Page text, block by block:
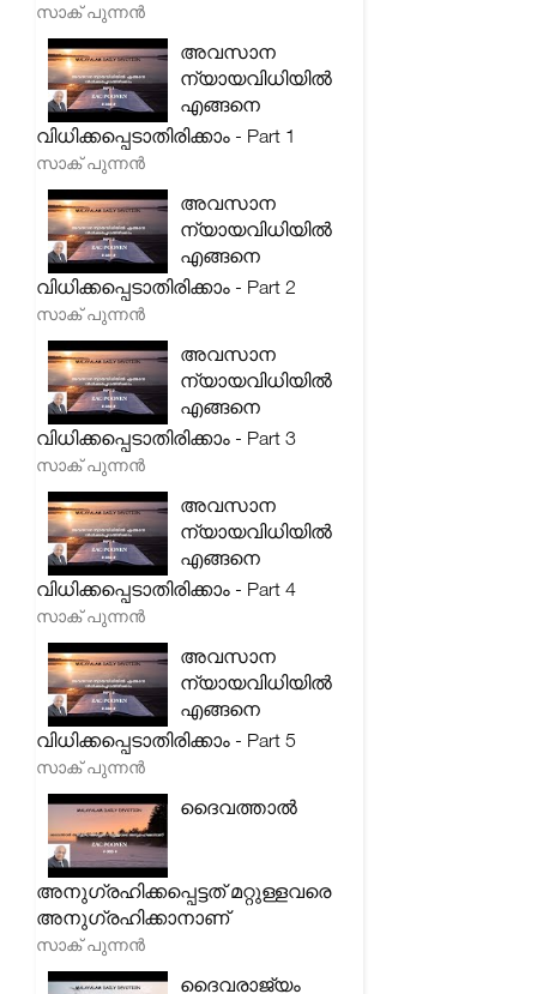
സാക് പുന്നൻ
അവസാന
ന്യായവിധിയിൽ
എങ്ങനെ
വിധിക്കപ്പെടാതിരിക്കാം - Part 1
സാക് പുന്നൻ
അവസാന
ന്യായവിധിയിൽ
എങ്ങനെ
വിധിക്കപ്പെടാതിരിക്കാം - Part 2
സാക് പുന്നൻ
അവസാന
ന്യായവിധിയിൽ
എങ്ങനെ
വിധിക്കപ്പെടാതിരിക്കാം - Part 3
സാക് പുന്നൻ
അവസാന
ന്യായവിധിയിൽ
എങ്ങനെ
വിധിക്കപ്പെടാതിരിക്കാം - Part 4
സാക് പുന്നൻ
അവസാന
ന്യായവിധിയിൽ
എങ്ങനെ
വിധിക്കപ്പെടാതിരിക്കാം - Part 5
സാക് പുന്നൻ
ദൈവത്താൽ
അനുഗ്രഹിക്കപ്പെട്ടത് മറ്റുള്ളവരെ
അനുഗ്രഹിക്കാനാണ്
സാക് പുന്നൻ
ദൈവരാജ്യം